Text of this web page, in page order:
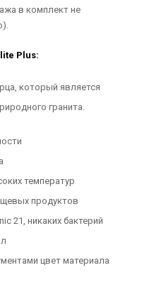
в комплект не
Plus:
который является
гранита.
температур
продуктов
21, никаких бактерий
цвет материала